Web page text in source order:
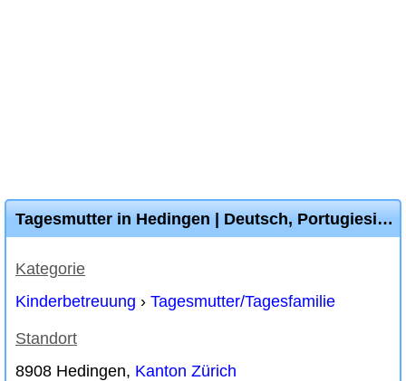
Tagesmutter in Hedingen | Deutsch, Portugiesisch oder Englisch
Kategorie
Kinderbetreuung › Tagesmutter/Tagesfamilie
Standort
8908 Hedingen, Kanton Zürich